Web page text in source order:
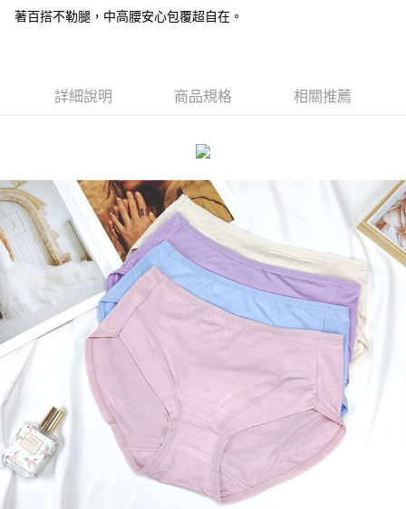
相關說明
２．便利：只要手機號碼，簡訊認證，即可結帳。
１．於結帳方式選擇「AFTEE先享後付」後，將跳轉至「AFTEE先享後付」
２．訂單成立數日內，您將收到繳費通知簡訊。
３．收到繳費通知簡訊後14天內，點擊此簡訊中的連結，可透過四大超商／
ATM／網路銀行／等多元方式進行付款，方視為交易完成。
※ 請注意：結帳手續完成當下不需立刻繳費，但若您需要取消訂單，請聯絡
購買商品的店家。未經商家同意取消之訂單仍視為有效，需透過AFTEE先享
後付繳納相關費用。
※ 交易是否成功請以「AFTEE先享後付 」之結帳頁面顯示為準，若有關於
是否繳費成功／繳費後需取消欲退款等相關疑問，請聯繫「AFTEE先享後付
客戶支援中心」https://netprotections.freshdesk.com/support/home
【注意事項】
１．透過由恩沛科技股份有限公司提供之「AFTEE先享後付」服務完成之交
易，需依本服務之必要範圍內提供個人資料，並將交易相關給付款項請求債
權轉讓予恩沛科技股份有限公司。
２．關於個人資料處理事宜，請瀏覽以下網址：
https://aftee.tw/terms/#terms3
３．未成年的使用者請事先徵得法定代理人或監護人之同意方可使用
「AFTEE先享後付」，若未經同意申辦者引起之損失，本公司不負相關責
任。
４．使用「AFTEE先享後付」時，將依據個別帳號之用戶狀況，依本公司即
每筆NT$80，滿NT$899(含以上)免運費
7-11付款取貨
每筆NT$80，滿NT$899(含以上)免運費
付款後7-11取貨
每筆NT$80，滿NT$899(含以上)免運費
黑貓宅急便
每筆NT$80，滿NT$899(含以上)免運費
著百搭不勒腿，中高腰安心包覆超自在。
詳細說明 商品規格 相關推薦